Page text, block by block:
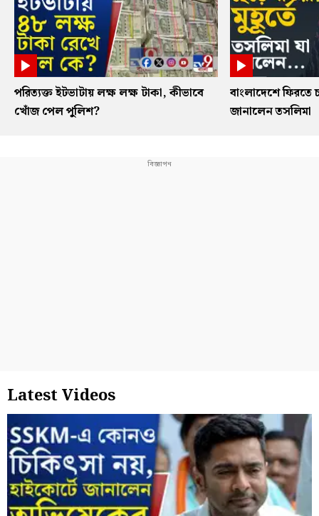
পরিত্যক্ত ইটভাটায় লক্ষ লক্ষ টাকা, কীভাবে
খোঁজ পেল পুলিশ?
বাংলাদেশে ফিরতে
জানালেন তসলিমা
Latest Videos